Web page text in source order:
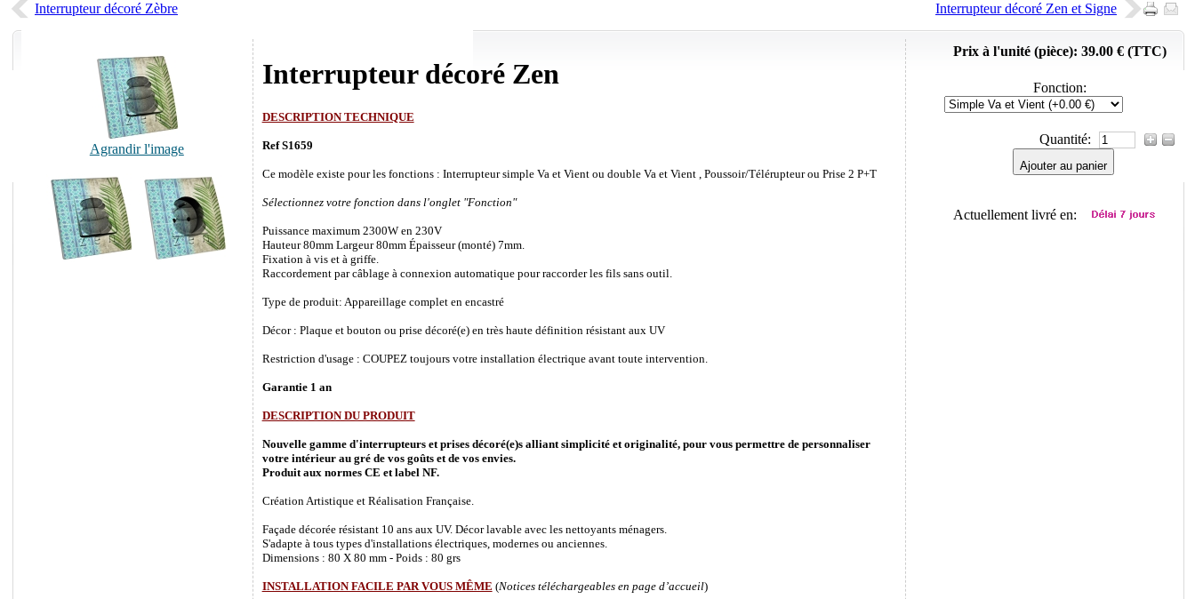
Interrupteur décoré Zèbre Interrupteur décoré Zen et Signe
Agrandir l'image
Interrupteur décoré Zen
DESCRIPTION TECHNIQUE
Ref S1659
Ce modèle existe pour les fonctions : Interrupteur simple Va et Vient ou double Va et Vient , Poussoir/Télérupteur ou Prise 2 P+T
Sélectionnez votre fonction dans l'onglet "Fonction"
Puissance maximum 2300W en 230V
Hauteur 80mm Largeur 80mm Épaisseur (monté) 7mm.
Fixation à vis et à griffe.
Raccordement par câblage à connexion automatique pour raccorder les fils sans outil.
Type de produit: Appareillage complet en encastré
Décor : Plaque et bouton ou prise décoré(e) en très haute définition résistant aux UV
Restriction d'usage : COUPEZ toujours votre installation électrique avant toute intervention.
Garantie 1 an
DESCRIPTION DU PRODUIT
Nouvelle gamme d'interrupteurs et prises décoré(e)s alliant simplicité et originalité, pour vous permettre de personnaliser
votre intérieur au gré de vos goûts et de vos envies.
Produit aux normes CE et label NF.
Création Artistique et Réalisation Française.
Façade décorée résistant 10 ans aux UV. Décor lavable avec les nettoyants ménagers.
S'adapte à tous types d'installations électriques, modernes ou anciennes.
Dimensions : 80 X 80 mm - Poids : 80 grs
INSTALLATION FACILE PAR VOUS MÊME (Notices téléchargeables en page d’accueil)
Prix à l'unité (pièce): 39.00 € (TTC)
Fonction:
Quantité:
Ajouter au panier
Actuellement livré en: